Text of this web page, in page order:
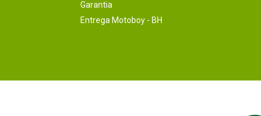
Garantia
Entrega Motoboy - BH